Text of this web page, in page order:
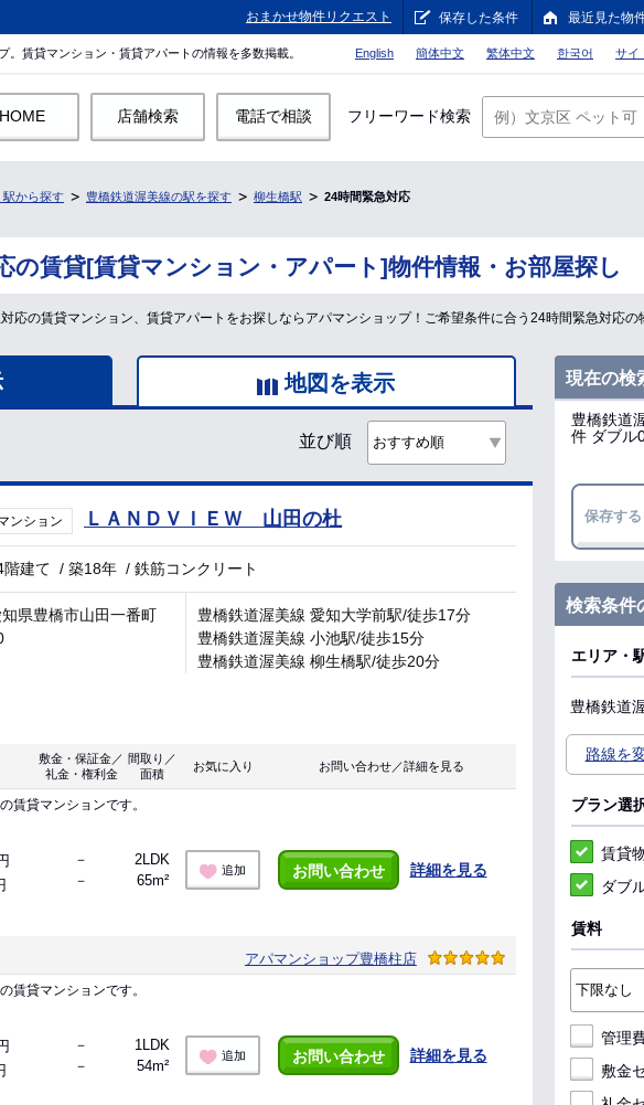
おまかせ物件リクエスト 保存した条件 最近見た物
賃貸マンション・賃貸アパートの情報を多数掲載。 English 簡体中文 繁体中文 한국어 サイ
HOME 店舗検索 電話で相談 フリーワード検索
駅から探す 豊橋鉄道渥美線の駅を探す 柳生橋駅 24時間緊急対応
の賃貸[賃貸マンション・アパート]物件情報・お部屋探し
応の賃貸マンション、賃貸アパートをお探しならアパマンショップ！ご希望条件に合う24時間緊急対応
地図を表示
並び順
ンション ＬＡＮＤＶＩＥＷ 山田の杜
階建て /築18年 /鉄筋コンクリート
県豊橋市山田一番町
豊橋鉄道渥美線 愛知大学前駅/徒歩17分
豊橋鉄道渥美線 小池駅/徒歩15分
豊橋鉄道渥美線 柳生橋駅/徒歩20分
敷金・保証金／
礼金・権利金
間取り／
面積
お気に入り お問い合わせ／詳細を見る
賃貸マンションです。
－
－
2LDK
65m²
追加 お問い合わせ 詳細を見る
アパマンショップ豊橋柱店
賃貸マンションです。
－
－
1LDK
54m²
追加 お問い合わせ 詳細を見る
現在の検
豊橋鉄道
件 ダブル
保存する
検索条件
エリア・
豊橋鉄道
路線を
プラン選
賃貸
ダブ
賃料
管理
敷金